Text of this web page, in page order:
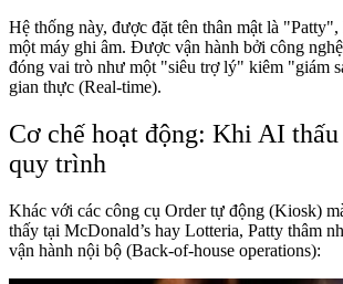
Hệ thống này, được đặt tên thân mật là
một máy ghi âm. Được vận hành bởi công
đóng vai trò như một "siêu trợ lý" kiêm "giám
gian thực (Real-time).
Cơ chế hoạt động: Khi AI
quy trình
Khác với các công cụ Order tự động (Kiosk)
thấy tại McDonald’s hay Lotteria, Patty thâm
vận hành nội bộ (Back-of-house operations):